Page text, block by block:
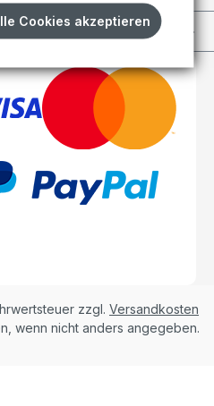
zzgl. Versandkosten
wenn nicht anders angegeben.
Cookies akzeptieren